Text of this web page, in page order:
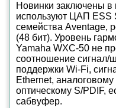
Новинки заключены в
используют ЦАП ESS
семейства Aventage,
(48 бит). Уровень
Yamaha WXC-50 не
соотношение
поддержки Wi-Fi,
Ethernet, аналоговому
оптическому S/PDIF,
сабвуфер.